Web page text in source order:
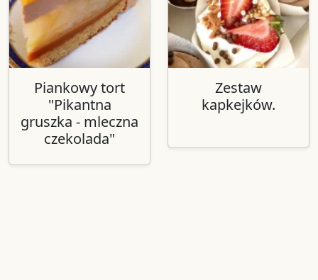
Piankowy tort
"Pikantna
gruszka - mleczna
czekolada"
Zestaw
kapkejków.